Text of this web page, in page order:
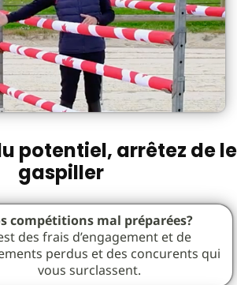
potentiel, arrêtez de le
gaspiller
compétitions mal préparées?
des frais d’engagement et de
perdus et des concurents qui
vous surclassent.